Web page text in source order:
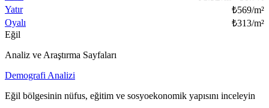
Yatır
₺569/m²
Oyalı
₺313/m²
Eğil
Analiz ve Araştırma Sayfaları
Demografi Analizi
Eğil bölgesinin nüfus, eğitim ve sosyoekonomik yapısını inceleyin